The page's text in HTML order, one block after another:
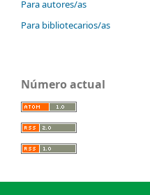
Para autores/as
Para bibliotecarios/as
Número actual